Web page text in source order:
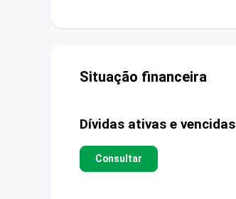
Situação financeira
Dívidas ativas e vencidas
Consultar